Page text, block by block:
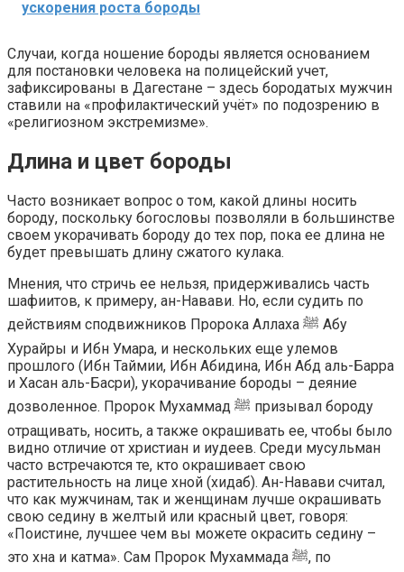
ускорения роста бороды
Случаи, когда ношение бороды является основанием
для постановки человека на полицейский учет,
зафиксированы в Дагестане – здесь бородатых мужчин
ставили на «профилактический учёт» по подозрению в
«религиозном экстремизме».
Длина и цвет бороды
Часто возникает вопрос о том, какой длины носить
бороду, поскольку богословы позволяли в большинстве
своем укорачивать бороду до тех пор, пока ее длина не
будет превышать длину сжатого кулака.
Мнения, что стричь ее нельзя, придерживались часть
шафиитов, к примеру, ан-Навави. Но, если судить по
действиям сподвижников Пророка Аллаха ﷺ Абу
Хурайры и Ибн Умара, и нескольких еще улемов
прошлого (Ибн Таймии, Ибн Абидина, Ибн Абд аль-Барра
и Хасан аль-Басри), укорачивание бороды – деяние
дозволенное. Пророк Мухаммад ﷺ призывал бороду
отращивать, носить, а также окрашивать ее, чтобы было
видно отличие от христиан и иудеев. Среди мусульман
часто встречаются те, кто окрашивает свою
растительность на лице хной (хидаб). Ан-Навави считал,
что как мужчинам, так и женщинам лучше окрашивать
свою седину в желтый или красный цвет, говоря:
«Поистине, лучшее чем вы можете окрасить седину –
это хна и катма». Сам Пророк Мухаммада ﷺ, по